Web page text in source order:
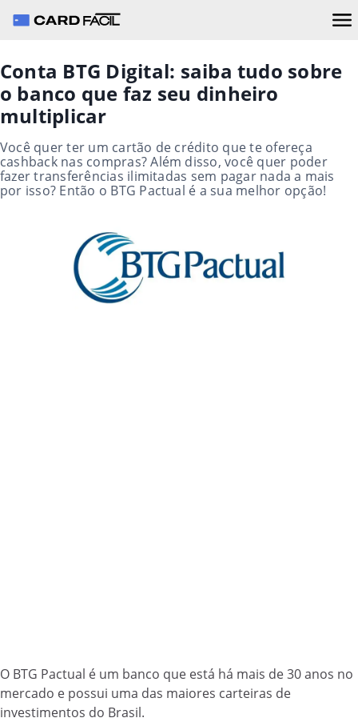
Conta BTG Digital: saiba tudo sobre
o banco que faz seu dinheiro
multiplicar
Você quer ter um cartão de crédito que te ofereça
cashback nas compras? Além disso, você quer poder
fazer transferências ilimitadas sem pagar nada a mais
por isso? Então o BTG Pactual é a sua melhor opção!
O BTG Pactual é um banco que está há mais de 30 anos no
mercado e possui uma das maiores carteiras de
investimentos do Brasil.